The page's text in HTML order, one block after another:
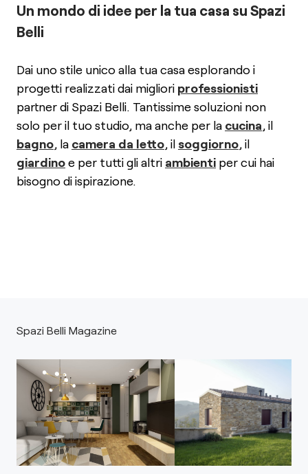
Un mondo di idee per la tua casa su Spazi
Belli
Dai uno stile unico alla tua casa esplorando i
progetti realizzati dai migliori professionisti
partner di Spazi Belli. Tantissime soluzioni non
solo per il tuo studio, ma anche per la cucina, il
bagno, la camera da letto, il soggiorno, il
giardinoe per tutti gli altri ambienti per cui hai
bisogno di ispirazione.
Spazi Belli Magazine